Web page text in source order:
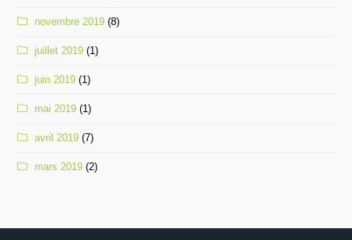
novembre 2019 (8)
juillet 2019 (1)
juin 2019 (1)
mai 2019 (1)
avril 2019 (7)
mars 2019 (2)